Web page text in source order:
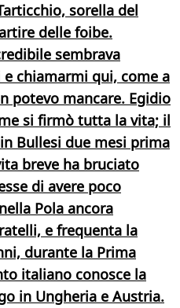
sorella del
delle foibe.
sembrava
chiamarmi qui, come a
potevo mancare. Egidio
si firmò tutta la vita; il
Bullesi due mesi prima
breve ha bruciato
di avere poco
Pola ancora
e frequenta la
durante la Prima
italiano conosce la
in Ungheria e Austria.